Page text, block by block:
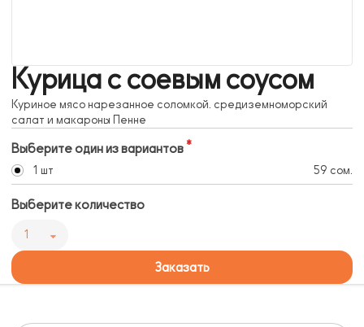
Курица с соевым соусом
Куриное мясо нарезанное соломкой. средиземноморский
салат и макароны Пенне
Выберите один из вариантов
1 шт 59 сом.
Выберите количество
1
Заказать